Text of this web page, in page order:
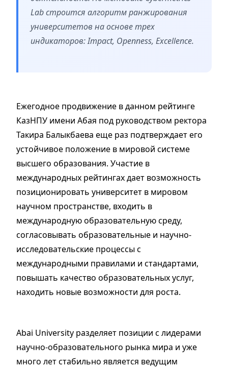
Lab строится алгоритм ранжирования
университетов на основе трех
индикаторов: Impact, Openness, Excellence.
Ежегодное продвижение в данном рейтинге
КазНПУ имени Абая​ под руководством ректора
Такира Балыкбаева еще раз подтверждает его
устойчивое положение в мировой системе
высшего образования. Участие в
международных рейтингах дает возможность
позиционировать университет в мировом
научном пространстве, входить в
международную образовательную среду,
согласовывать образовательные и научно-
исследовательские процессы с
международными правилами и стандартами,
повышать качество образовательных услуг,
находить новые возможности для роста.
Abai University разделяет позиции с лидерами
научно-образовательного рынка мира и уже
много лет стабильно является ведущим